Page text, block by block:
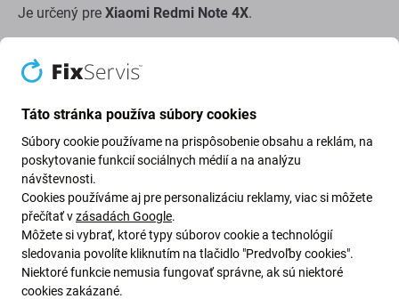
Je určený pre Xiaomi Redmi Note 4X.
Náhradný diel obnovuje podporované funkcie snímania
odtlačku prsta a podľa vyhotovenia aj funkciu
Kvalita náhradného dielu
Aftermarket:Tento náhradný diel vyrába tretia strana
ako alternatívu k pôvodnému komponentu. Je navrhnutý
tak, aby zabezpečil správne osadenie a funkčnosť v
kompatibilnom zariadení. V porovnaní s originálnym
dielom sa môžu vyskytnúť drobné rozdiely vo vzhľade,
spracovaní alebo výkone.
Táto stránka používa súbory cookies
Súbory cookie používame na prispôsobenie obsahu a reklám, na
poskytovanie funkcií sociálnych médií a na analýzu
návštevnosti.
Cookies používáme aj pre personalizáciu reklamy, viac si môžete
přečítať vzásadách Google.
Môžete si vybrať, ktoré typy súborov cookie a technológií
sledovania povolíte kliknutím na tlačidlo "Predvoľby cookies".
Niektoré funkcie nemusia fungovať správne, ak sú niektoré
cookies zakázané.